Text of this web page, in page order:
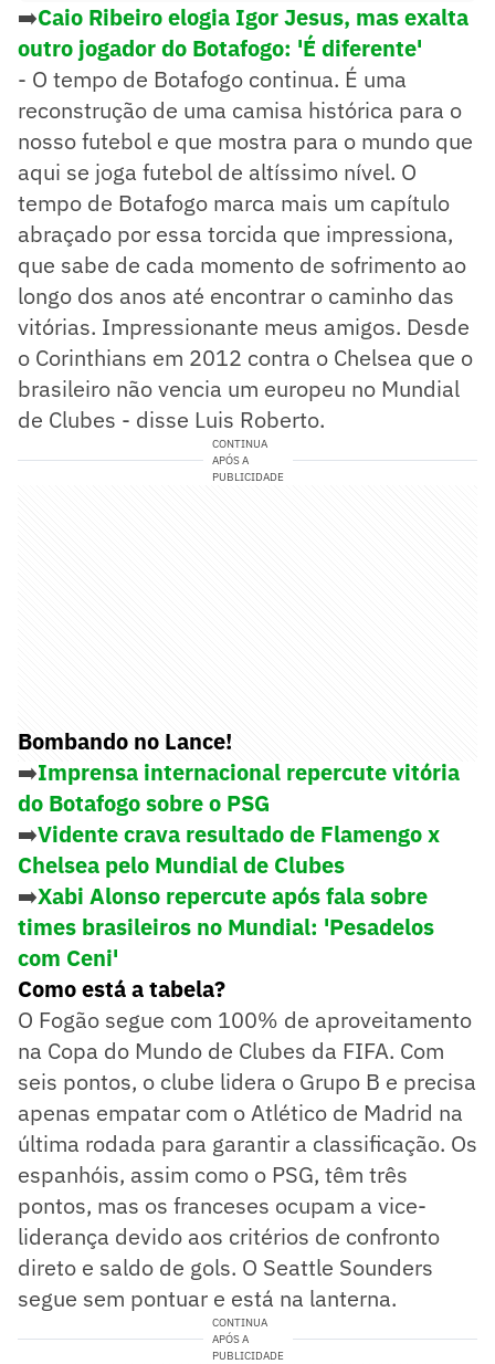
➡️Caio Ribeiro elogia Igor Jesus, mas exalta
outro jogador do Botafogo: 'É diferente'
- O tempo de Botafogo continua. É uma
reconstrução de uma camisa histórica para o
nosso futebol e que mostra para o mundo que
aqui se joga futebol de altíssimo nível. O
tempo de Botafogo marca mais um capítulo
abraçado por essa torcida que impressiona,
que sabe de cada momento de sofrimento ao
longo dos anos até encontrar o caminho das
vitórias. Impressionante meus amigos. Desde
o Corinthians em 2012 contra o Chelsea que o
brasileiro não vencia um europeu no Mundial
de Clubes - disse Luis Roberto.
CONTINUA
APÓS A
PUBLICIDADE
Bombando no Lance!
➡️Imprensa internacional repercute vitória
do Botafogo sobre o PSG
➡️Vidente crava resultado de Flamengo x
Chelsea pelo Mundial de Clubes
➡️Xabi Alonso repercute após fala sobre
times brasileiros no Mundial: 'Pesadelos
com Ceni'
Como está a tabela?
O Fogão segue com 100% de aproveitamento
na Copa do Mundo de Clubes da FIFA. Com
seis pontos, o clube lidera o Grupo B e precisa
apenas empatar com o Atlético de Madrid na
última rodada para garantir a classificação. Os
espanhóis, assim como o PSG, têm três
pontos, mas os franceses ocupam a vice-
liderança devido aos critérios de confronto
direto e saldo de gols. O Seattle Sounders
segue sem pontuar e está na lanterna.
CONTINUA
APÓS A
PUBLICIDADE